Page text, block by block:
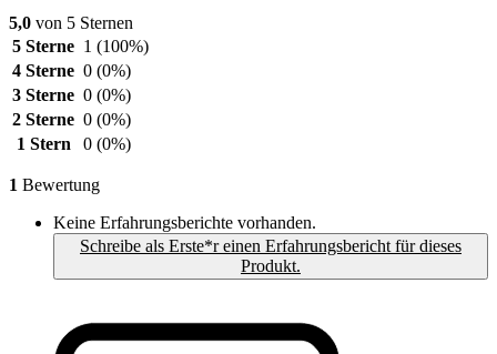
5,0 von 5 Sternen
5 Sterne 1 (100%)
4 Sterne 0 (0%)
3 Sterne 0 (0%)
2 Sterne 0 (0%)
1 Stern
0 (0%)
1 Bewertung
Keine Erfahrungsberichte vorhanden.
Schreibe als Erste*r einen Erfahrungsbericht für dieses
Produkt.